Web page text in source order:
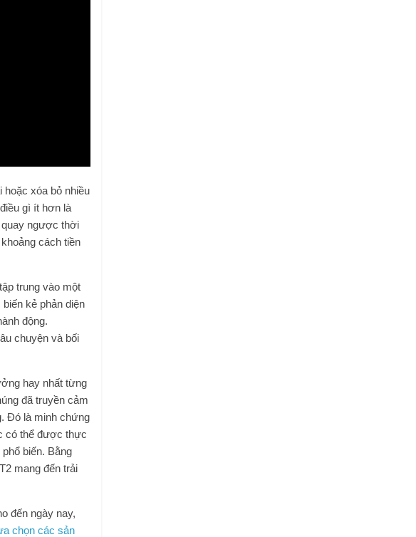
xóa bỏ nhiều
gì ít hơn là
quay ngược thời
cách tiền
trung vào một
kẻ phản diện
động.
chuyện và bối
hay nhất từng
đã truyền cảm
Đó là minh chứng
có thể được thực
biến. Bằng
mang đến trải
đến ngày nay,
chọn các sản